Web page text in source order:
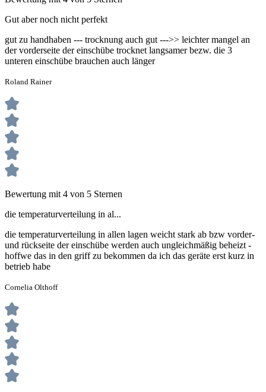
Gut aber noch nicht perfekt
gut zu handhaben --- trocknung auch gut --->> leichter mangel an
der vorderseite der einschübe trocknet langsamer bezw. die 3
unteren einschübe brauchen auch länger
Roland Rainer
Bewertung mit 4 von 5 Sternen
die temperaturverteilung in al...
die temperaturverteilung in allen lagen weicht stark ab bzw vorder-
und rückseite der einschübe werden auch ungleichmäßig beheizt -
hoffwe das in den griff zu bekommen da ich das geräte erst kurz in
betrieb habe
Cornelia Olthoff